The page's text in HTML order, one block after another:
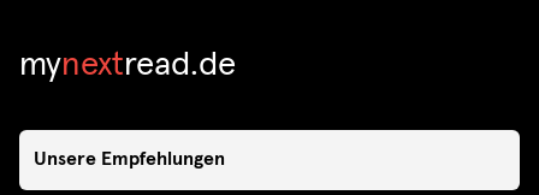
mynextread.de
Unsere Empfehlungen